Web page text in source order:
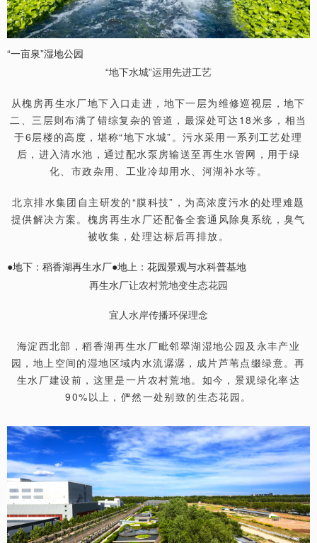
“一亩泉”湿地公园
“地下水城”运用先进工艺
从槐房再生水厂地下入口走进，地下一层为维修巡视层，地下
二、三层则布满了错综复杂的管道，最深处可达18米多，相当
于6层楼的高度，堪称“地下水城”。污水采用一系列工艺处理
后，进入清水池，通过配水泵房输送至再生水管网，用于绿
化、市政杂用、工业冷却用水、河湖补水等。
北京排水集团自主研发的“膜科技”，为高浓度污水的处理难题
提供解决方案。槐房再生水厂还配备全套通风除臭系统，臭气
被收集，处理达标后再排放。
●地下：稻香湖再生水厂●地上：花园景观与水科普基地
再生水厂让农村荒地变生态花园
宜人水岸传播环保理念
海淀西北部，稻香湖再生水厂毗邻翠湖湿地公园及永丰产业
园，地上空间的湿地区域内水流潺潺，成片芦苇点缀绿意。再
生水厂建设前，这里是一片农村荒地。如今，景观绿化率达
90%以上，俨然一处别致的生态花园。